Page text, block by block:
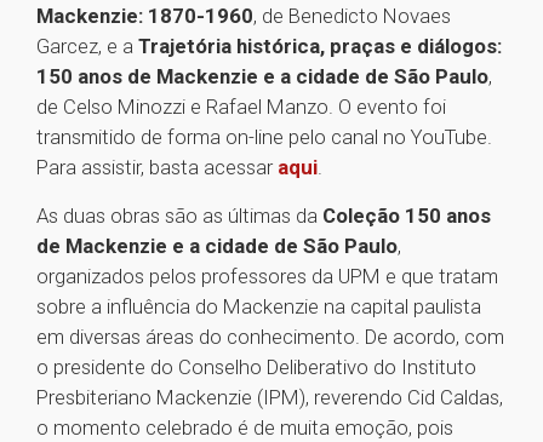
Mackenzie: 1870-1960, de Benedicto Novaes
Garcez, e a Trajetória histórica, praças e diálogos:
150 anos de Mackenzie e a cidade de São Paulo,
de Celso Minozzi e Rafael Manzo. O evento foi
transmitido de forma on-line pelo canal no YouTube.
Para assistir, basta acessar aqui.
As duas obras são as últimas da Coleção 150 anos
de Mackenzie e a cidade de São Paulo,
organizados pelos professores da UPM e que tratam
sobre a influência do Mackenzie na capital paulista
em diversas áreas do conhecimento. De acordo, com
o presidente do Conselho Deliberativo do Instituto
Presbiteriano Mackenzie (IPM), reverendo Cid Caldas,
o momento celebrado é de muita emoção, pois